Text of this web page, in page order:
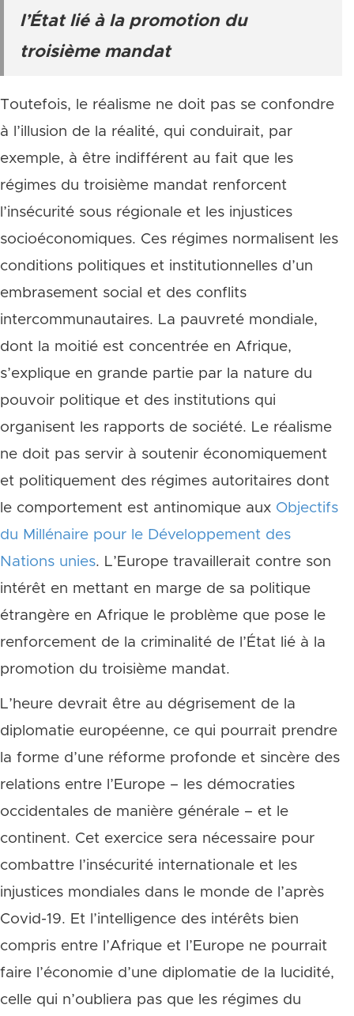
l’État lié à la promotion du
troisième mandat
Toutefois, le réalisme ne doit pas se confondre
à l’illusion de la réalité, qui conduirait, par
exemple, à être indifférent au fait que les
régimes du troisième mandat renforcent
l’insécurité sous régionale et les injustices
socioéconomiques. Ces régimes normalisent les
conditions politiques et institutionnelles d’un
embrasement social et des conflits
intercommunautaires. La pauvreté mondiale,
dont la moitié est concentrée en Afrique,
s’explique en grande partie par la nature du
pouvoir politique et des institutions qui
organisent les rapports de société. Le réalisme
ne doit pas servir à soutenir économiquement
et politiquement des régimes autoritaires dont
le comportement est antinomique aux Objectifs
du Millénaire pour le Développement des
Nations unies. L’Europe travaillerait contre son
intérêt en mettant en marge de sa politique
étrangère en Afrique le problème que pose le
renforcement de la criminalité de l’État lié à la
promotion du troisième mandat.
L’heure devrait être au dégrisement de la
diplomatie européenne, ce qui pourrait prendre
la forme d’une réforme profonde et sincère des
relations entre l’Europe – les démocraties
occidentales de manière générale – et le
continent. Cet exercice sera nécessaire pour
combattre l’insécurité internationale et les
injustices mondiales dans le monde de l’après
Covid-19. Et l’intelligence des intérêts bien
compris entre l’Afrique et l’Europe ne pourrait
faire l’économie d’une diplomatie de la lucidité,
celle qui n’oubliera pas que les régimes du